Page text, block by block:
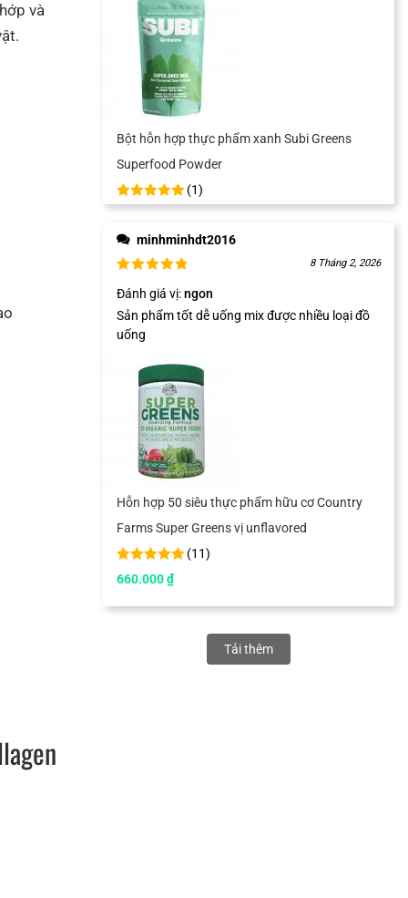
và
Bột hỗn hợp thực phẩm xanh Subi Greens
Superfood Powder
(1)
minhminhdt2016
8 Tháng 2, 2026
Đánh giá vị:ngon
Sản phẩm tốt dễ uống mix được nhiều loại đồ
uống
Hỗn hợp 50 siêu thực phẩm hữu cơ Country
Farms Super Greens vị unflavored
(11)
660.000₫
Tải thêm